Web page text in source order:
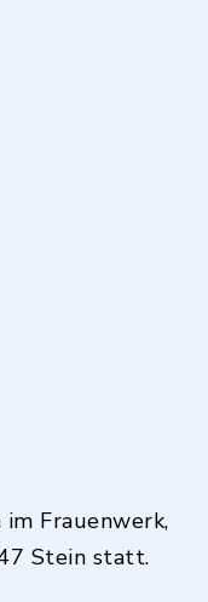
Frauenwerk,
Stein statt.